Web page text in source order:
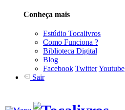
Conheça mais
Estúdio Tocalivros
Como Funciona ?
Biblioteca Digital
Blog
Facebook TwitterYoutube
Sair